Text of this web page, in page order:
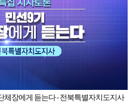
체장에게 듣는다 - 전북특별자치도지사